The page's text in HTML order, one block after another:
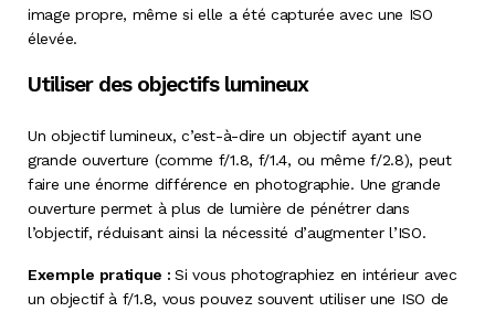
image propre, même si elle a été capturée avec une ISO
élevée.
Utiliser des objectifs lumineux
Un objectif lumineux, c’est-à-dire un objectif ayant une
grande ouverture (comme f/1.8, f/1.4, ou même f/2.8), peut
faire une énorme différence en photographie. Une grande
ouverture permet à plus de lumière de pénétrer dans
l’objectif, réduisant ainsi la nécessité d’augmenter l’ISO.
Exemple pratique :Si vous photographiez en intérieur avec
un objectif à f/1.8, vous pouvez souvent utiliser une ISO de